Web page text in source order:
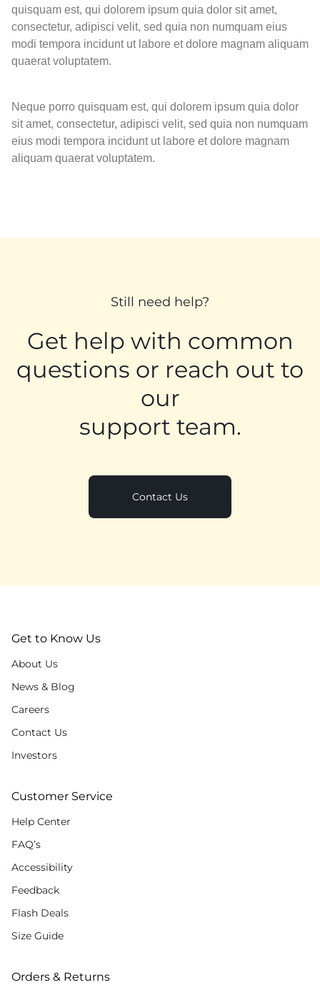
quisquam est, qui dolorem ipsum quia dolor sit amet,
consectetur, adipisci velit, sed quia non numquam eius
modi tempora incidunt ut labore et dolore magnam aliquam
quaerat voluptatem.
Neque porro quisquam est, qui dolorem ipsum quia dolor
sit amet, consectetur, adipisci velit, sed quia non numquam
eius modi tempora incidunt ut labore et dolore magnam
aliquam quaerat voluptatem.
Still need help?
Get help with common
questions or reach out to
our
support team.
Contact Us
Get to Know Us
About Us
News & Blog
Careers
Contact Us
Investors
Customer Service
Help Center
FAQ’s
Accessibility
Feedback
Flash Deals
Size Guide
Orders & Returns